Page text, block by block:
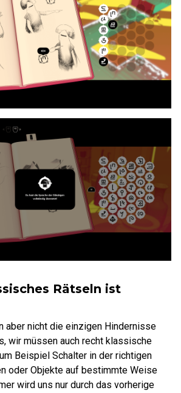
Rätseln ist
aber nicht die einzigen Hindernisse
wir müssen auch recht klassische
Beispiel Schalter in der richtigen
oder Objekte auf bestimmte Weise
wird uns nur durch das vorherige